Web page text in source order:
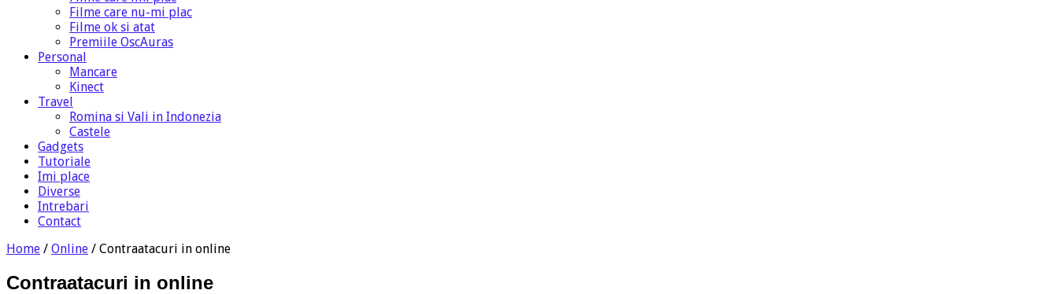
Filme care nu-mi plac
Filme ok si atat
Premiile OscAuras
Personal
Mancare
Kinect
Travel
Romina si Vali in Indonezia
Castele
Gadgets
Tutoriale
Imi place
Diverse
Intrebari
Contact
Home / Online / Contraatacuri in online
Contraatacuri in online